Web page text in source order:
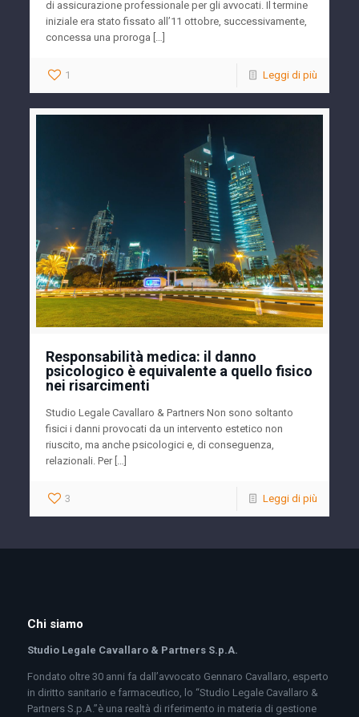
di assicurazione professionale per gli avvocati. Il termine
iniziale era stato fissato all’11 ottobre, successivamente,
concessa una proroga […]
1 Leggi di più
Responsabilità medica: il danno
psicologico è equivalente a quello fisico
nei risarcimenti
Studio Legale Cavallaro & Partners Non sono soltanto
fisici i danni provocati da un intervento estetico non
riuscito, ma anche psicologici e, di conseguenza,
relazionali. Per […]
3 Leggi di più
Chi siamo
Studio Legale Cavallaro & Partners S.p.A.
Fondato oltre 30 anni fa dall’avvocato Gennaro Cavallaro, esperto
in diritto sanitario e farmaceutico, lo “Studio Legale Cavallaro &
Partners S.p.A.”è una realtà di riferimento in materia di gestione